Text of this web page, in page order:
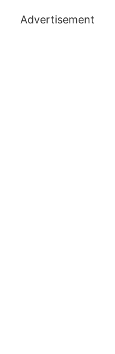
Advertisement